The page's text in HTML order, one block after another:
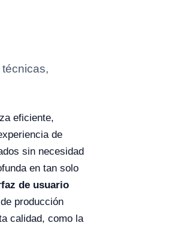
eficiente,
de
sin necesidad
en tan solo
de usuario
producción
calidad, como la